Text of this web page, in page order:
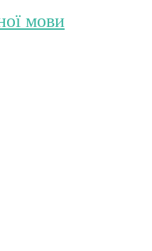
мови